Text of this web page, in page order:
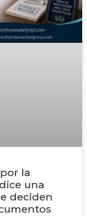
la
una
deciden